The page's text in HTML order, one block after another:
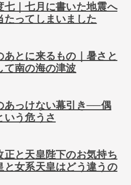
七｜七月に書いた地震へ
たってしまいました
あとに来るもの｜暑さと
て南の海の津波
あっけない幕引き──偶
いう危うさ
正と天皇陛下のお気持ち
と女系天皇はどう違うの